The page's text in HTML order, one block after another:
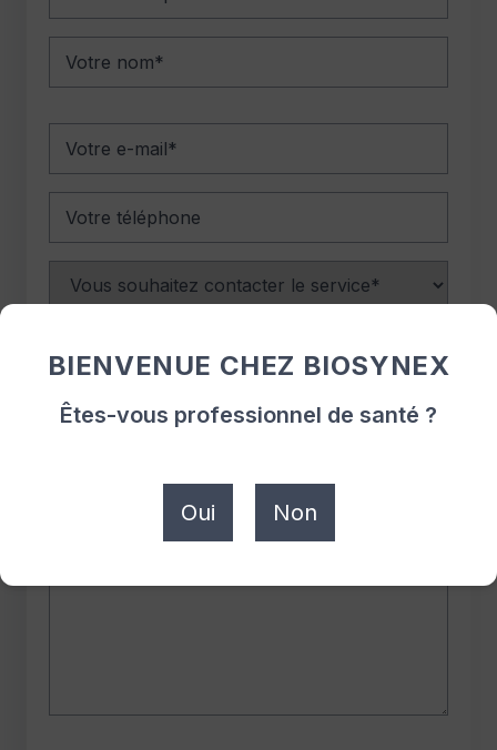
mail
Téléphone
Choix
du
à
contacter
Message
BIENVENUE CHEZ BIOSYNEX
Êtes-vous professionnel de santé ?
Oui Non